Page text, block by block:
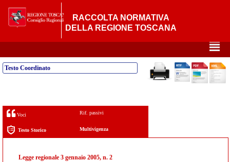
RACCOLTA NORMATIVA
DELLA REGIONE TOSCANA
²
Testo Coordinato
Voci Rif. passivi
Testo Storico Multivigenza
Legge regionale 3 gennaio 2005, n. 2